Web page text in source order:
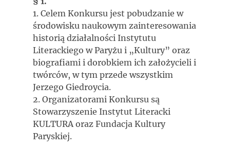
1. Celem Konkursu jest pobudzanie w
środowisku naukowym zainteresowania
historią działalności Instytutu
Literackiego w Paryżu i „Kultury” oraz
biografiami i dorobkiem ich założycieli i
twórców, w tym przede wszystkim
Jerzego Giedroycia.
2. Organizatorami Konkursu są
Stowarzyszenie Instytut Literacki
KULTURA oraz Fundacja Kultury
Paryskiej.